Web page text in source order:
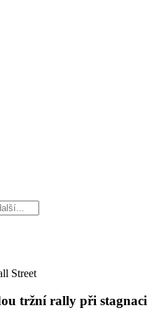
Street
tržní rally při stagnaci